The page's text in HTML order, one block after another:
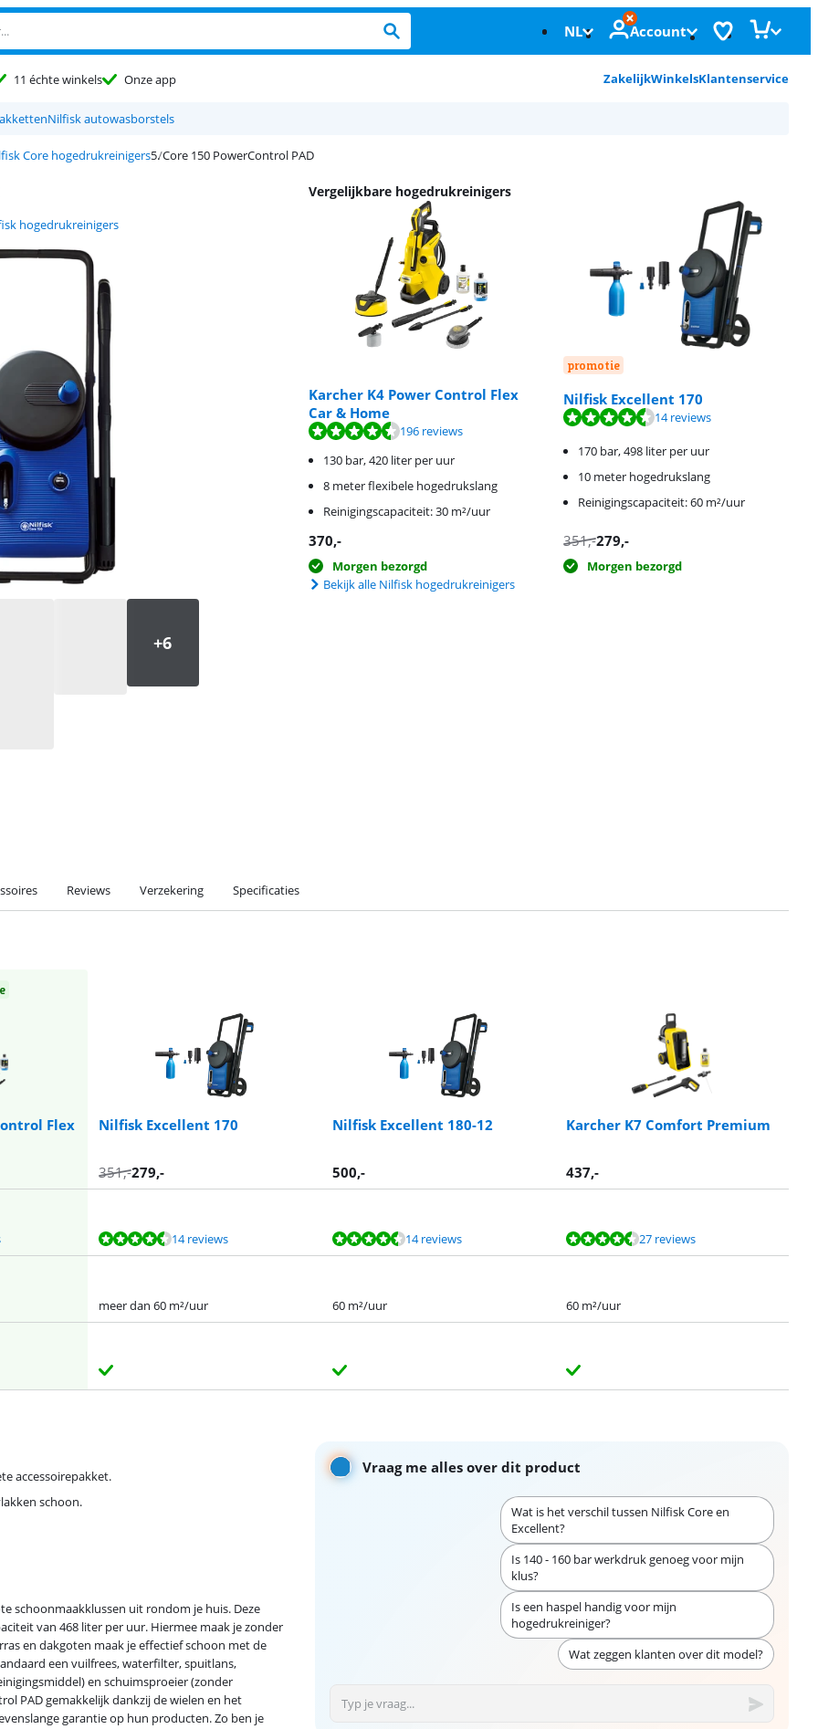
NL Account
11 échte winkels Onze app ZakelijkWinkelsKlantenservice
Nilfisk autowasborstels
Core hogedrukreinigers Core 150 PowerControl PAD
hogedrukreinigers
Vergelijkbare hogedrukreinigers
Karcher K4 Power Control Flex
Car & Home
Beoordeling is 8,8 van de 10, gebaseerd op 196 reviews.
196 reviews
130 bar, 420 liter per uur
8 meter flexibele hogedrukslang
Reinigingscapaciteit: 30 m²/uur
370,-
Morgen bezorgd
promotie
Nilfisk Excellent 170
Beoordeling is 9,2 van de 10, gebaseerd op 14 reviews. 14 reviews
170 bar, 498 liter per uur
10 meter hogedrukslang
Reinigingscapaciteit: 60 m²/uur
351,-279,-
Morgen bezorgd
Bekijk alle Nilfisk hogedrukreinigers
Reviews Verzekering Specificaties
Flex
Nilfisk Excellent 170 Nilfisk Excellent 180-12 Karcher K7 Comfort Premium
351,-279,- 500,- 437,-
14 reviews 14 reviews 27 reviews
meer dan 60 m²/uur 60 m²/uur 60 m²/uur
Vraag me alles over dit product
Wat is het verschil tussen Nilfisk Core en
Excellent?
Is 140 - 160 bar werkdruk genoeg voor mijn
klus?
Is een haspel handig voor mijn
hogedrukreiniger?
Wat zeggen klanten over dit model?
accessoirepakket.
schoon.
schoonmaakklussen uit rondom je huis. Deze
van 468 liter per uur. Hiermee maak je zonder
en dakgoten maak je effectief schoon met de
een vuilfrees, waterfilter, spuitlans,
en schuimsproeier (zonder
PAD gemakkelijk dankzij de wielen en het
garantie op hun producten. Zo ben je